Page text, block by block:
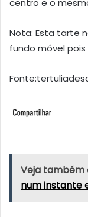
Nota: Esta tarte
fundo móvel
Veja também
num instante